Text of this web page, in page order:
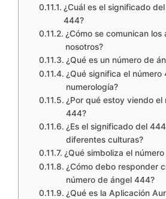
¿Cuál es el significado
444?
¿Cómo se comunican los
nosotros?
¿Qué es un número de
¿Qué significa el número
numerología?
¿Por qué estoy viendo el
444?
¿Es el significado del
diferentes culturas?
¿Qué simboliza el
¿Cómo debo responder
número de ángel 444?
¿Qué es la Aplicación